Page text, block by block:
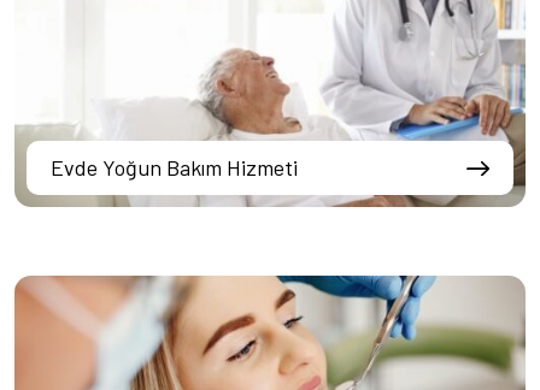
Evde Yoğun Bakım Hizmeti